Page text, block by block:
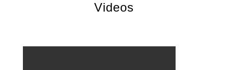
Videos